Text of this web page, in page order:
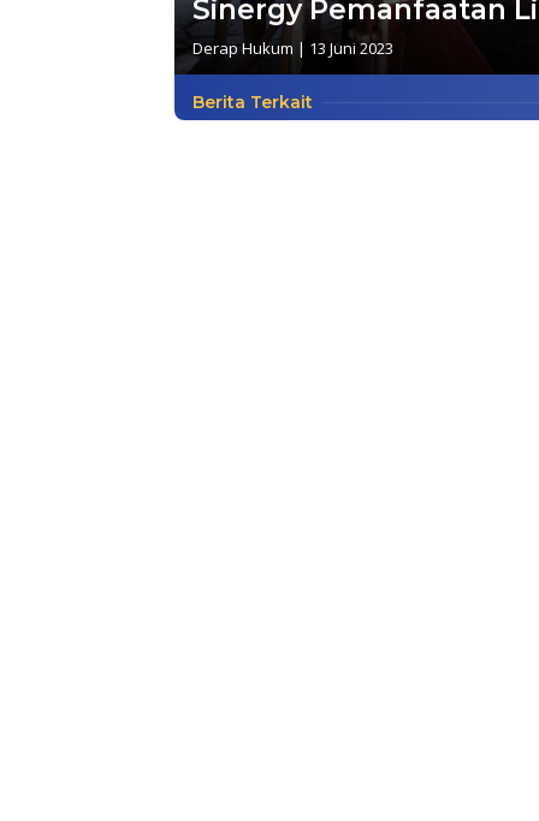
Sinergy Pemanfaatan
Derap Hukum | 13 Juni 2023
Berita Terkait